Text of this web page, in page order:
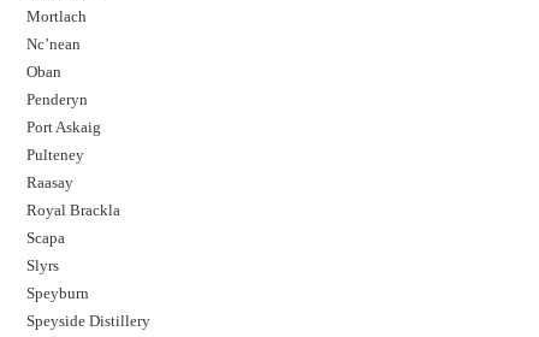
Mortlach
Nc’nean
Oban
Penderyn
Port Askaig
Pulteney
Raasay
Royal Brackla
Scapa
Slyrs
Speyburn
Speyside Distillery